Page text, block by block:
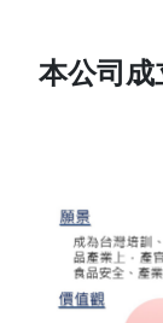
本公司